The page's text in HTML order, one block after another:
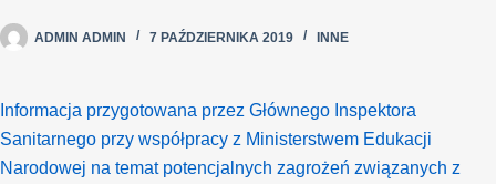
ADMIN ADMIN 7 PAŹDZIERNIKA 2019 INNE
Informacja przygotowana przez Głównego Inspektora
Sanitarnego przy współpracy z Ministerstwem Edukacji
Narodowej na temat potencjalnych zagrożeń związanych z